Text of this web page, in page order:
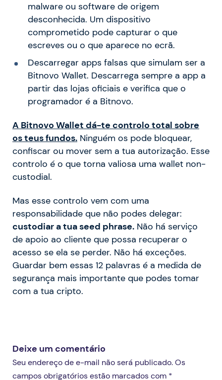
malware ou software de origem
desconhecida. Um dispositivo
comprometido pode capturar o que
escreves ou o que aparece no ecrã.
Descarregar apps falsas que simulam ser a
Bitnovo Wallet. Descarrega sempre a app a
partir das lojas oficiais e verifica que o
programador é a Bitnovo.
A Bitnovo Wallet dá-te controlo total sobre
os teus fundos. Ninguém os pode bloquear,
confiscar ou mover sem a tua autorização. Esse
controlo é o que torna valiosa uma wallet non-
custodial.
Mas esse controlo vem com uma
responsabilidade que não podes delegar:
custodiar a tua seed phrase. Não há serviço
de apoio ao cliente que possa recuperar o
acesso se ela se perder. Não há exceções.
Guardar bem essas 12 palavras é a medida de
segurança mais importante que podes tomar
com a tua cripto.
Deixe um comentário
Seu endereço de e-mail não será publicado. Os
campos obrigatórios estão marcados com *